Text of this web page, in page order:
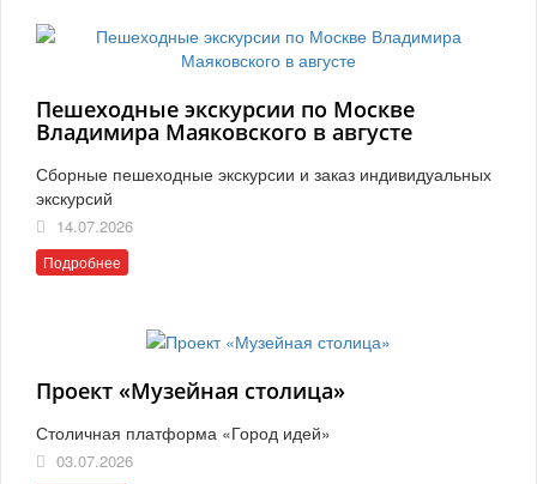
Пешеходные экскурсии по Москве
Владимира Маяковского в августе
Сборные пешеходные экскурсии и заказ индивидуальных
экскурсий
14.07.2026
Подробнее
Проект «Музейная столица»
Столичная платформа «Город идей»
03.07.2026